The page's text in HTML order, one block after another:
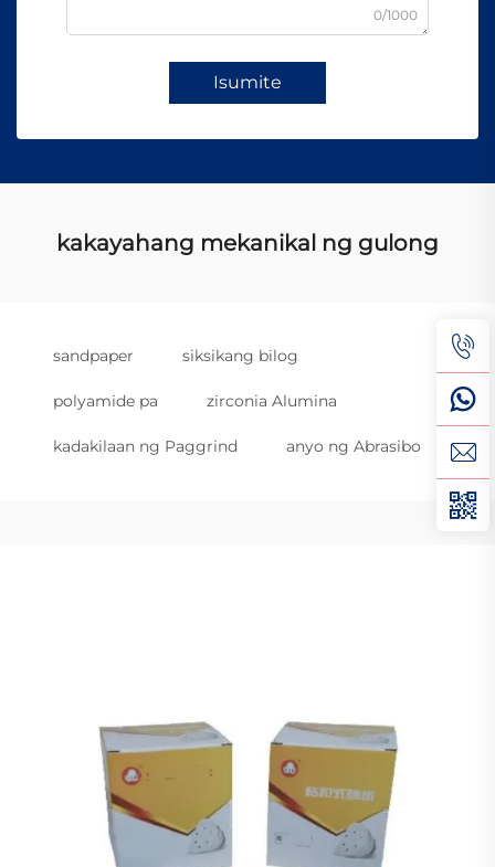
0/1000
Isumite
kakayahang mekanikal ng gulong
sandpaper siksikang bilog
polyamide pa zirconia Alumina
kadakilaan ng Paggrind anyo ng Abrasibo